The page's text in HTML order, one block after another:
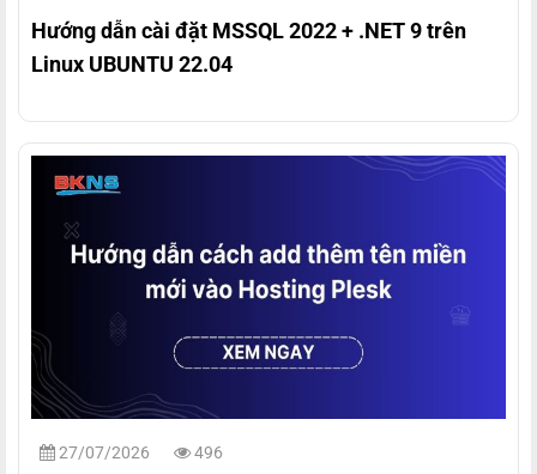
Hướng dẫn cài đặt MSSQL 2022 + .NET 9 trên
Linux UBUNTU 22.04
27/07/2026 496